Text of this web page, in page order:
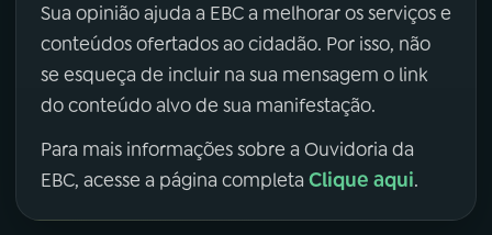
Sua opinião ajuda a EBC a melhorar os serviços e
conteúdos ofertados ao cidadão. Por isso, não
se esqueça de incluir na sua mensagem o link
do conteúdo alvo de sua manifestação.
Para mais informações sobre a Ouvidoria da
EBC, acesse a página completa Clique aqui.